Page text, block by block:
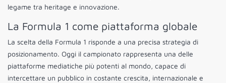
legame tra heritage e innovazione.
La Formula 1 come piattaforma globale
La scelta della Formula 1 risponde a una precisa strategia di
posizionamento. Oggi il campionato rappresenta una delle
piattaforme mediatiche più potenti al mondo, capace di
intercettare un pubblico in costante crescita, internazionale e